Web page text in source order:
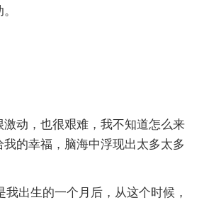
激动，也很艰难，我不知道怎么来
的幸福，脑海中浮现出太多太多
我出生的一个月后，从这个时候，